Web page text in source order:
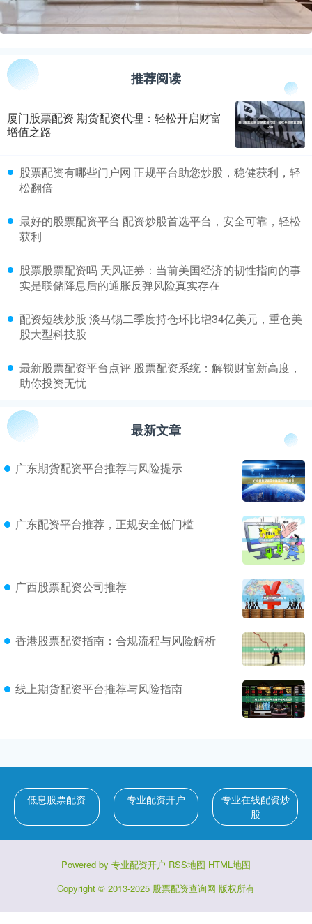
推荐阅读
厦门股票配资 期货配资代理：轻松开启财富
增值之路
​股票配资有哪些门户网 正规平台助您炒股，稳健获利，轻
松翻倍
​最好的股票配资平台 配资炒股首选平台，安全可靠，轻松
获利
​股票股票配资吗 天风证券：当前美国经济的韧性指向的事
实是联储降息后的通胀反弹风险真实存在
​配资短线炒股 淡马锡二季度持仓环比增34亿美元，重仓美
股大型科技股
​最新股票配资平台点评 股票配资系统：解锁财富新高度，
助你投资无忧
最新文章
广东期货配资平台推荐与风险提示
广东配资平台推荐，正规安全低门槛
广西股票配资公司推荐
香港股票配资指南：合规流程与风险解析
线上期货配资平台推荐与风险指南
低息股票配资 专业配资开户
专业在线配资炒
股
Powered by 专业配资开户 RSS地图 HTML地图
Copyright © 2013-2025 股票配资查询网 版权所有